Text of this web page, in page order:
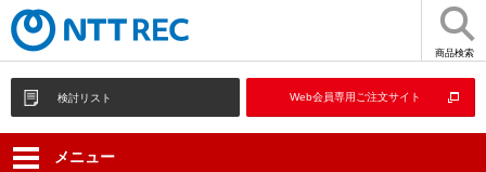
商品検索
検討リスト Web会員専用ご注文サイト
メニュー